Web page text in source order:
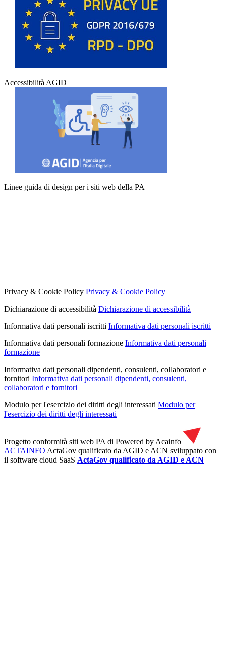
Accessibilità AGID
Linee guida di design per i siti web della PA
Privacy & Cookie Policy Privacy & Cookie Policy
Dichiarazione di accessibilità Dichiarazione di accessibilità
Informativa dati personali iscritti Informativa dati personali iscritti
Informativa dati personali formazione Informativa dati personali
formazione
Informativa dati personali dipendenti, consulenti, collaboratori e
fornitori Informativa dati personali dipendenti, consulenti,
collaboratori e fornitori
Modulo per l'esercizio dei diritti degli interessati Modulo per
l'esercizio dei diritti degli interessati
Progetto conformità siti web PA di Powered by Acainfo
ACTAINFO ActaGov qualificato da AGID e ACN sviluppato con
il software cloud SaaS ActaGov qualificato da AGID e ACN